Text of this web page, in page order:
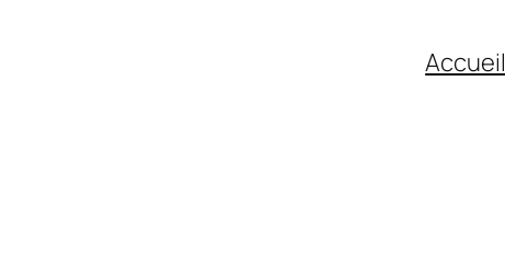
Accueil